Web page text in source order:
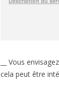
__ Vous
cela peut être